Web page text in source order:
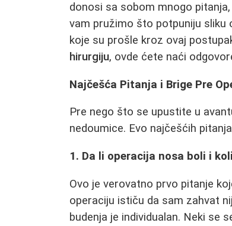
donosi sa sobom mnogo
vam pružimo što potpuniju
koje su prošle kroz ovaj
hirurgiju, ovde ćete naći
Najčešća Pitanja i Brige Pre
Pre nego što se upustite u
nedoumice. Evo najčešćih
1. Da li operacija nosa boli i
Ovo je verovatno prvo pitanje
operaciju ističu da sam zahvat
budenja je individualan. Neki se